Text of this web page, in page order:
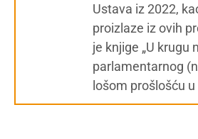
Ustava iz 2022,
proizlaze iz ovih
je knjige „U krugu
parlamentarnog
lošom prošlošću u